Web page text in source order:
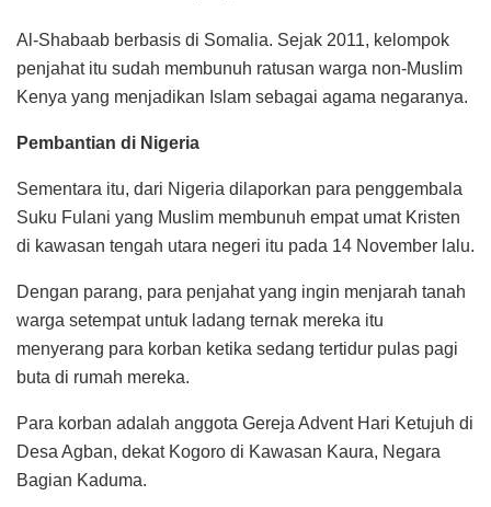
Al-Shabaab berbasis di Somalia. Sejak 2011, kelompok
penjahat itu sudah membunuh ratusan warga non-Muslim
Kenya yang menjadikan Islam sebagai agama negaranya.
Pembantian di Nigeria
Sementara itu, dari Nigeria dilaporkan para penggembala
Suku Fulani yang Muslim membunuh empat umat Kristen
di kawasan tengah utara negeri itu pada 14 November lalu.
Dengan parang, para penjahat yang ingin menjarah tanah
warga setempat untuk ladang ternak mereka itu
menyerang para korban ketika sedang tertidur pulas pagi
buta di rumah mereka.
Para korban adalah anggota Gereja Advent Hari Ketujuh di
Desa Agban, dekat Kogoro di Kawasan Kaura, Negara
Bagian Kaduma.